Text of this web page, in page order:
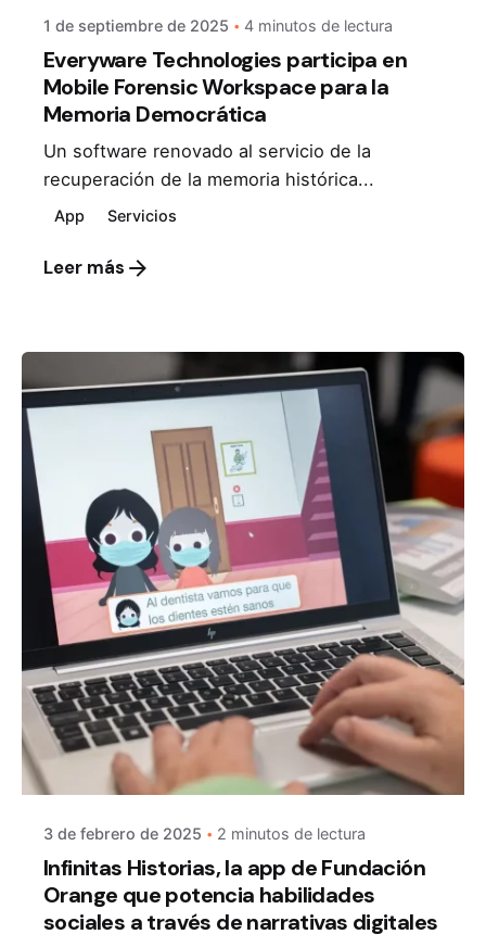
1 de septiembre de 2025 4 minutos de lectura
Everyware Technologies participa en
Mobile Forensic Workspace para la
Memoria Democrática
Un software renovado al servicio de la
recuperación de la memoria histórica...
App Servicios
Leer más
3 de febrero de 2025 2 minutos de lectura
Infinitas Historias, la app de Fundación
Orange que potencia habilidades
sociales a través de narrativas digitales